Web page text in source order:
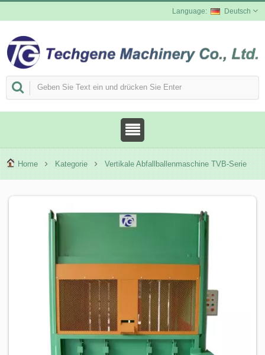
Deutsch
Home Kategorie Vertikale Abfallballenmaschine TVB-Serie